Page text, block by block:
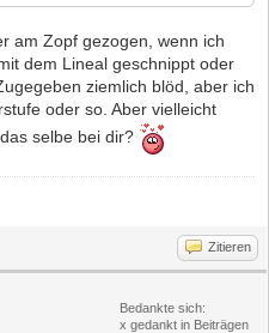
am Zopf gezogen, wenn ich
dem Lineal geschnippt oder
ziemlich blöd, aber ich
oder so. Aber vielleicht
selbe bei dir?
Zitieren
Bedankte sich:
x gedankt in Beiträgen